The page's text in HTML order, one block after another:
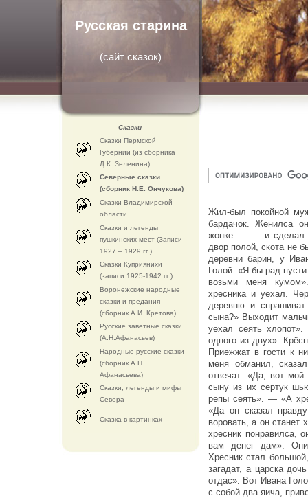
Русская старина
(сайт сказок)
Жил-был покойной
бардачок. Женилса
жонке .. ..... и сделал
двор полой, скота не
деревни барин, у
Голой: «Я бы рад
возьми меня
хресника и уехал.
деревню и
сына?» Выходит
уехал сеять
одного из двух».
Приежжат в гости к
меня обманил,
отвечат: «Да, вот
сыну из их сертук
репы сеять». — «А
«Да он сказал
воровать, а он станет
хресник понравилса,
вам денег дам». Они
Хресник стал
загадат, а царска
отдас». Вот Ивана
с собой два яича,
Сказки
Сказки Пермской
Губернии (из сборника
Д.К. Зеленина)
Северные сказки
(сборник Н.Е. Ончукова)
Сказки Владимирской
области
Сказки и легенды
пушкинских мест (Записи
1927 – 1929 гг.)
Сказки Куприянихи
(записи 1925-1942 гг.)
Воронежские народные
сказки и предания
(сборник А.И. Кретова)
Русские заветные сказки
(А.Н.Афанасьев)
Народные русские сказки
(сборник А.Н.
Афанасьева)
Сказки, легенды и мифы
Севера
Cказка в картинках